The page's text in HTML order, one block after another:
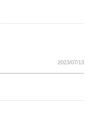
2023/07/13